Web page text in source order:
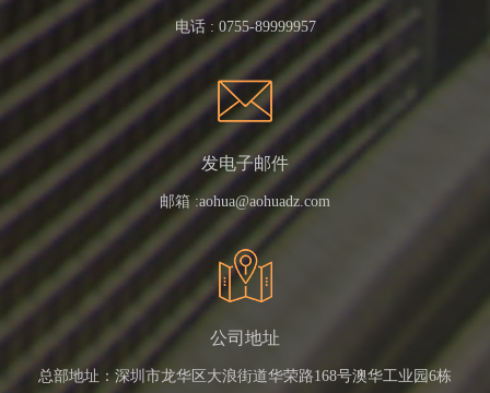
电话 : 0755-89999957
发电子邮件
邮箱 :aohua@aohuadz.com
公司地址
总部地址：深圳市龙华区大浪街道华荣路168号澳华工业园6栋